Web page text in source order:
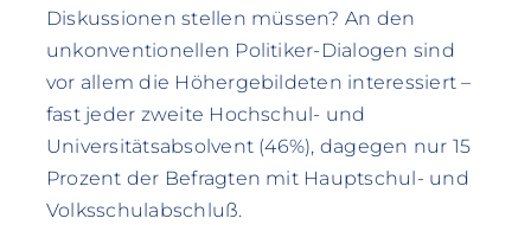
Diskussionen stellen müssen? An den
unkonventionellen Politiker-Dialogen sind
vor allem die Höhergebildeten interessiert –
fast jeder zweite Hochschul- und
Universitätsabsolvent (46%), dagegen nur 15
Prozent der Befragten mit Hauptschul- und
Volksschulabschluß.